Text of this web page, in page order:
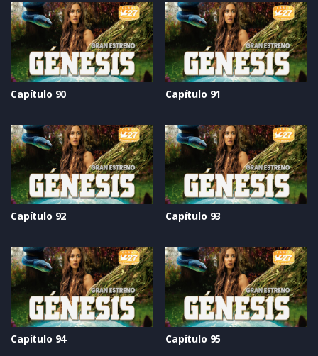
Capítulo 90 Capítulo 91
Capítulo 92 Capítulo 93
Capítulo 94 Capítulo 95